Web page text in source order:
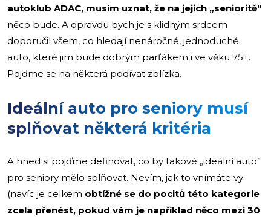
autoklub ADAC, musím uznat, že na jejich „senioritě“
něco bude. A opravdu bych je s klidným srdcem
doporučil všem, co hledají nenáročné, jednoduché
auto, které jim bude dobrým parťákem i ve věku 75+.
Pojďme se na některá podívat zblízka.
Ideální auto pro seniory musí
splňovat některá kritéria
A hned si pojďme definovat, co by takové „ideální auto”
pro seniory mělo splňovat. Nevím, jak to vnímáte vy
(navíc je celkem obtížné se do pocitů této kategorie
zcela přenést, pokud vám je například něco mezi 30